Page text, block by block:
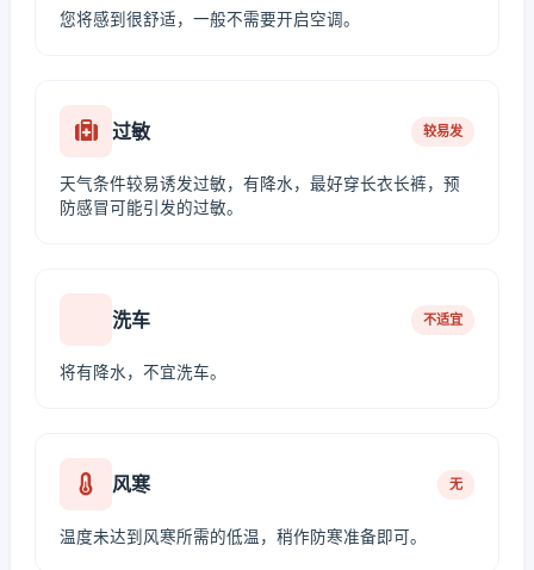
您将感到很舒适，一般不需要开启空调。
过敏 较易发
天气条件较易诱发过敏，有降水，最好穿长衣长裤，预
防感冒可能引发的过敏。
洗车 不适宜
将有降水，不宜洗车。
风寒 无
温度未达到风寒所需的低温，稍作防寒准备即可。